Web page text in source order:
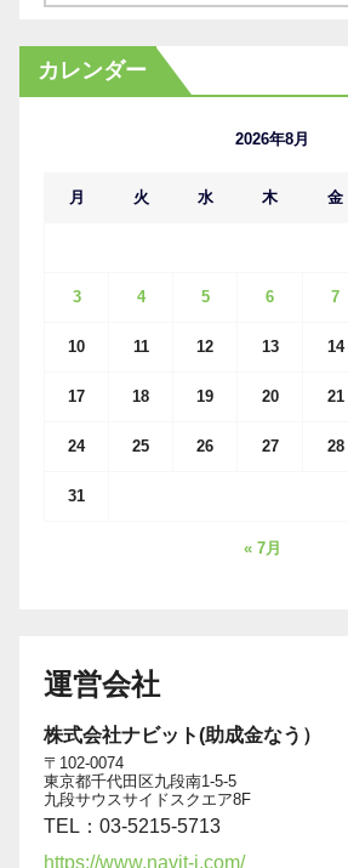
カ
イ
カレンダー
2026年8月
月 火 水 木 金
3 4 5 6 7
10 11 12 13 14
17 18 19 20 21
24 25 26 27 28
31
« 7月
運営会社
株式会社ナビット(助成金なう）
〒102-0074
東京都千代田区九段南1-5-5
九段サウスサイドスクエア8F
TEL：03-5215-5713
https://www.navit-j.com/